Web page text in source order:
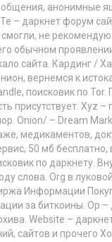
анонимные
– даркнет форум
смогли, не
обычном
сайта. Кардинг /
вернемся к
поисковик по
присутствует. Xyz –
Onion/ – Dream
медикаментов,
50 мб бесплатно,
по даркнету.
слова. Org в
Информации
за биткоины. Op –
Website –
сайтов и прочего